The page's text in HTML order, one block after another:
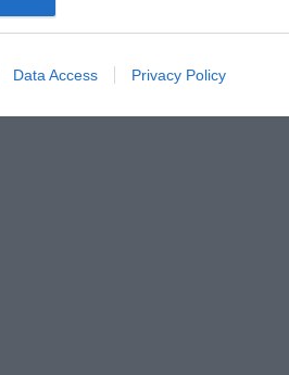
Data Access Privacy Policy